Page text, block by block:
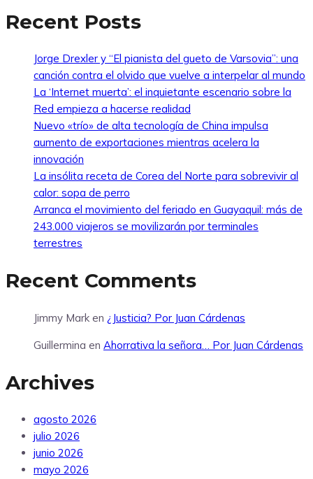
Recent Posts
Jorge Drexler y “El pianista del gueto de Varsovia”: una
canción contra el olvido que vuelve a interpelar al mundo
La ‘Internet muerta’: el inquietante escenario sobre la
Red empieza a hacerse realidad
Nuevo «trío» de alta tecnología de China impulsa
aumento de exportaciones mientras acelera la
innovación
La insólita receta de Corea del Norte para sobrevivir al
calor: sopa de perro
Arranca el movimiento del feriado en Guayaquil: más de
243.000 viajeros se movilizarán por terminales
terrestres
Recent Comments
Jimmy Mark en ¿Justicia? Por Juan Cárdenas
Guillermina en Ahorrativa la señora… Por Juan Cárdenas
Archives
agosto 2026
julio 2026
junio 2026
mayo 2026